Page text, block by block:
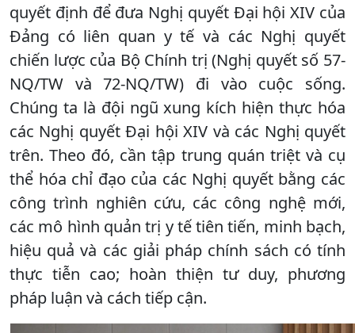
quyết định để đưa Nghị quyết Đại hội XIV của
Đảng có liên quan y tế và các Nghị quyết
chiến lược của Bộ Chính trị (Nghị quyết số 57-
NQ/TW và 72-NQ/TW) đi vào cuộc sống.
Chúng ta là đội ngũ xung kích hiện thực hóa
các Nghị quyết Đại hội XIV và các Nghị quyết
trên. Theo đó, cần tập trung quán triệt và cụ
thể hóa chỉ đạo của các Nghị quyết bằng các
công trình nghiên cứu, các công nghệ mới,
các mô hình quản trị y tế tiên tiến, minh bạch,
hiệu quả và các giải pháp chính sách có tính
thực tiễn cao; hoàn thiện tư duy, phương
pháp luận và cách tiếp cận.